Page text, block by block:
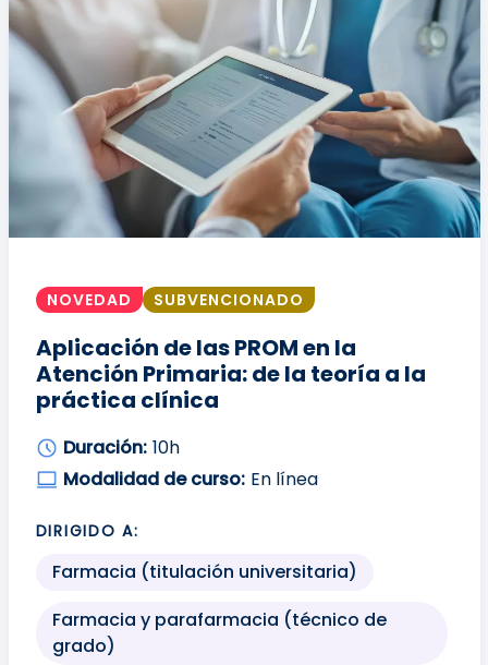
NOVEDAD SUBVENCIONADO
Aplicación de las PROM en la
Atención Primaria: de la teoría a la
práctica clínica
Duración: 10h
Modalidad de curso: En línea
DIRIGIDO A:
Farmacia (titulación universitaria)
Farmacia y parafarmacia (técnico de
grado)